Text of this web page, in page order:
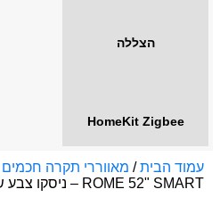
הצללה
HomeKit Zigbee
עמוד הבית/ מאווררי תקרה חכמים
ROME 52" SMART – ניסקו צבע שחור מק"ט 74000607